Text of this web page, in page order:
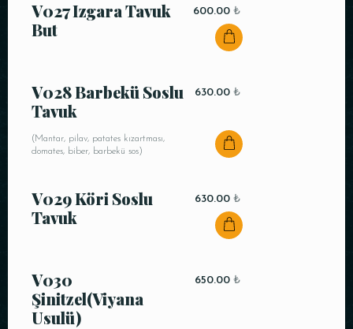
V027 Izgara Tavuk
But
600.00 ₺
V028 Barbekü Soslu
Tavuk
(Mantar, pilav, patates kızartması,
domates, biber, barbekü sos)
630.00 ₺
V029 Köri Soslu
Tavuk
630.00 ₺
V030
Şinitzel(Viyana
Usulü)
650.00 ₺